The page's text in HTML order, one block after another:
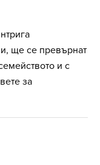
ще се превърнат
и с
за